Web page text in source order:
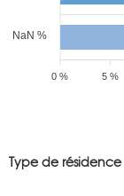
NaN %
5 %
0 %
Type de résidence